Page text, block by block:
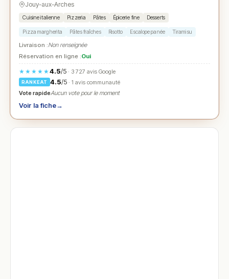
Jouy-aux-Arches
Cuisine italienne Pizzeria Pâtes Épicerie fine Desserts
Pizza margherita Pâtes fraîches Risotto Escalope panée Tiramisu
Livraison :Non renseignée
Réservation en ligne :Oui
★★★★★4.5/5· 3 727 avis Google
RANKEAT 4.5/5 · 1 avis communauté
Vote rapideAucun vote pour le moment
Voir la fiche→